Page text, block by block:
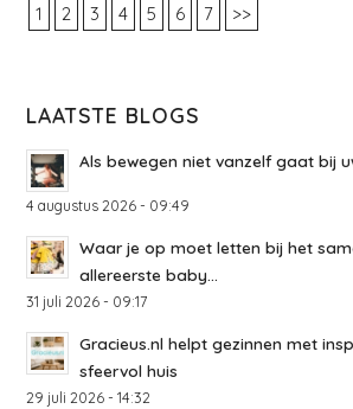
1
2 3 4 5 6 7 >>
LAATSTE BLOGS
Als bewegen niet vanzelf gaat bij
4 augustus 2026 - 09:49
Waar je op moet letten bij het
allereerste baby...
31 juli 2026 - 09:17
Gracieus.nl helpt gezinnen met
sfeervol huis
29 juli 2026 - 14:32